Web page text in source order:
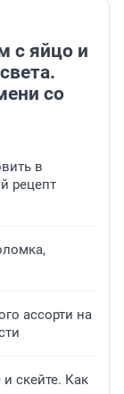
с яйцо и
со
в
рецепт
ассорти на
скейте. Как